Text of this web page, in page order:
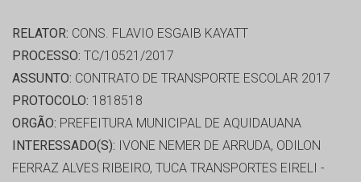
RELATOR: CONS. FLAVIO ESGAIB KAYATT
PROCESSO: TC/10521/2017
ASSUNTO: CONTRATO DE TRANSPORTE ESCOLAR 2017
PROTOCOLO: 1818518
ORGÃO: PREFEITURA MUNICIPAL DE AQUIDAUANA
INTERESSADO(S): IVONE NEMER DE ARRUDA, ODILON
FERRAZ ALVES RIBEIRO, TUCA TRANSPORTES EIRELI -